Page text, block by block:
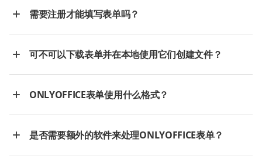
需要注册才能填写表单吗？
可不可以下载表单并在本地使用它们创建文件？
ONLYOFFICE表单使用什么格式？
是否需要额外的软件来处理ONLYOFFICE表单？